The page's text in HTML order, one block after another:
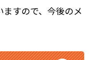
すので、今後のメ